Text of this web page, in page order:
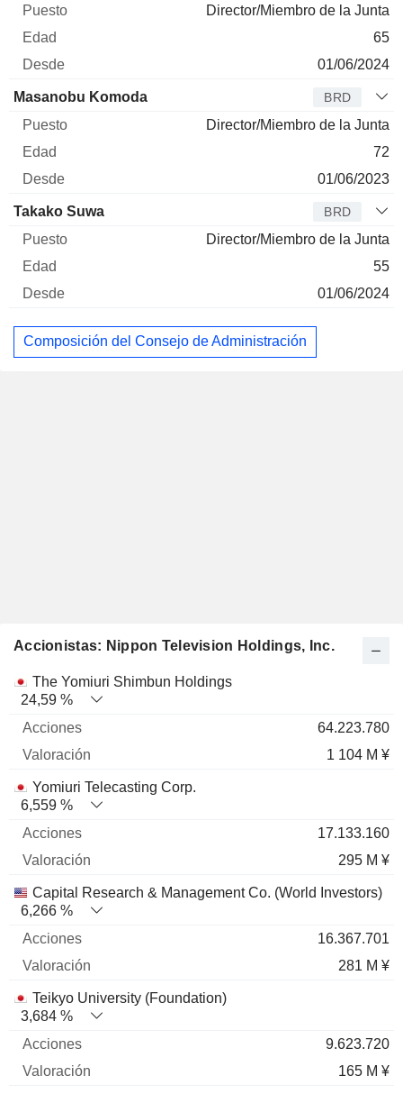
Director/Miembro de la Junta
65
01/06/2024
Masanobu Komoda BRD
Director/Miembro de la Junta
72
01/06/2023
Takako Suwa BRD
Director/Miembro de la Junta
55
01/06/2024
Composición del Consejo de Administración
Accionistas: Nippon Television Holdings, Inc.
Nombre Acciones % Valoración
The Yomiuri Shimbun Holdings
24,59 %
64.223.780
1 104 M ¥
Yomiuri Telecasting Corp.
6,559 %
17.133.160
295 M ¥
Capital Research & Management Co. (World Investors)
6,266 %
16.367.701
281 M ¥
Teikyo University (Foundation)
3,684 %
9.623.720
165 M ¥